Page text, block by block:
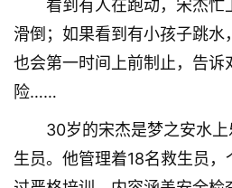
看到有人在跑动，宋杰忙
滑倒；如果看到有小孩子跳
也会第一时间上前制止，告诉
险……
30岁的宋杰是梦之安水
生员。他管理着18名救生员